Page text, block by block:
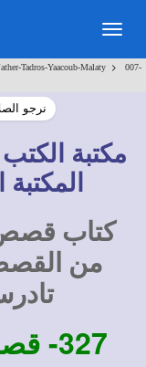
Tadros-Yaacoub-Malaty >
007-
نرجو
مكتبة
كتاب
من
327-